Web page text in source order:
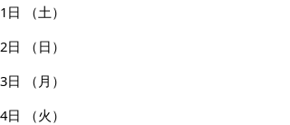
1日
（土）
2日
（日）
3日
（月）
4日
（火）